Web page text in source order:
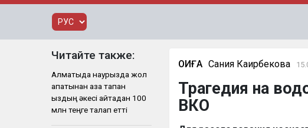
Читайте также:
Алматыда наурызда жол
апатынан қаза тапқан
қыздың әкесі қайтадан 100
млн теңге талап етті
ОҚИҒА Сания Каирбекова
Трагедия на
ВКО